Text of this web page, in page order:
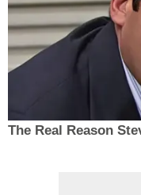
The Real Reason